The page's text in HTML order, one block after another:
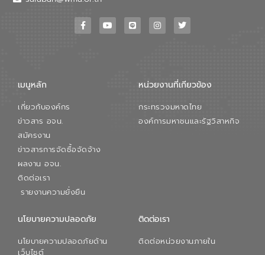
เมนูหลัก
เกี่ยวกับองค์กร
ข่าวสาร อจน.
สมัครงาน
ข่าวสารการจัดซื้อจัดจ้าง
ผลงาน อจน.
ติดต่อเรา
รายงานความยั่งยืน
หน่วยงานที่เกียวข้อง
กระทรวงมหาดไทย
องค์การมหาชนและรัฐวิสาหกิจ
นโยบายความปลอดภัย
นโยบายความปลอดภัยด้าน
เว็บไซต์
ติดต่อเรา
ติดต่อหน่วยงานภายใน